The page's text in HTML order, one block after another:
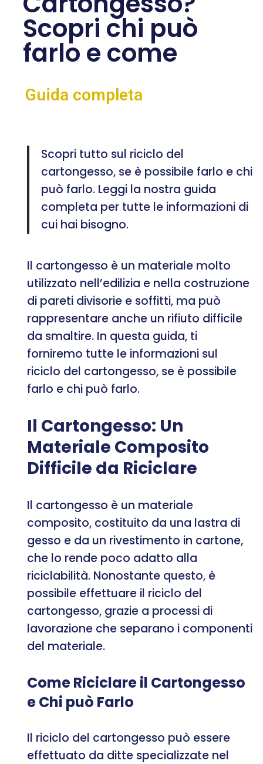
Scopri chi può
farlo e come
Guida completa
Scopri tutto sul riciclo del
cartongesso, se è possibile farlo e chi
può farlo. Leggi la nostra guida
completa per tutte le informazioni di
cui hai bisogno.
Il cartongesso è un materiale molto
utilizzato nell’edilizia e nella costruzione
di pareti divisorie e soffitti, ma può
rappresentare anche un rifiuto difficile
da smaltire. In questa guida, ti
forniremo tutte le informazioni sul
riciclo del cartongesso, se è possibile
farlo e chi può farlo.
Il Cartongesso: Un
Materiale Composito
Difficile da Riciclare
Il cartongesso è un materiale
composito, costituito da una lastra di
gesso e da un rivestimento in cartone,
che lo rende poco adatto alla
riciclabilità. Nonostante questo, è
possibile effettuare il riciclo del
cartongesso, grazie a processi di
lavorazione che separano i componenti
del materiale.
Come Riciclare il Cartongesso
e Chi può Farlo
Il riciclo del cartongesso può essere
effettuato da ditte specializzate nel